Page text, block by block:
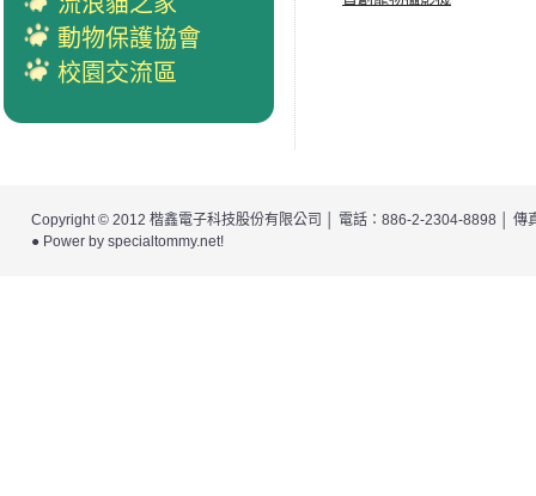
動物保護協會
校園交流區
Copyright © 2012 楷鑫電子科技股份有限公司
│ 電話：886-2-2304-8898 │
● Power by specialtommy.net!